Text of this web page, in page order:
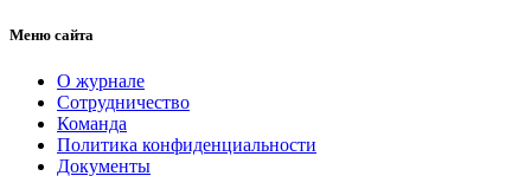
Меню сайта
О журнале
Сотрудничество
Команда
Политика конфиденциальности
Документы